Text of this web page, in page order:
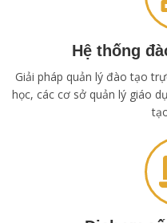
Hệ thống
Giải pháp quản lý đào tạo
học, các cơ sở quản lý giáo